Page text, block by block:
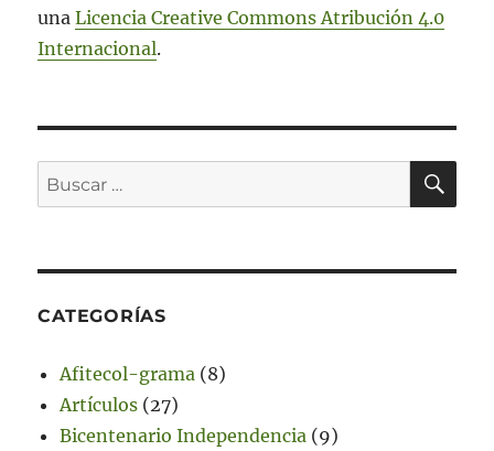
unaLicencia Creative Commons Atribución 4.0
Internacional.
Buscar
por:
CATEGORÍAS
Afitecol-grama (8)
Artículos (27)
Bicentenario Independencia (9)